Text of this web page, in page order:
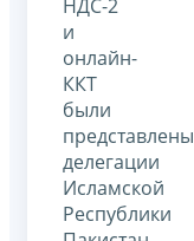
НДС-2
и
онлайн-
ККТ
были
представлены
делегации
Исламской
Республики